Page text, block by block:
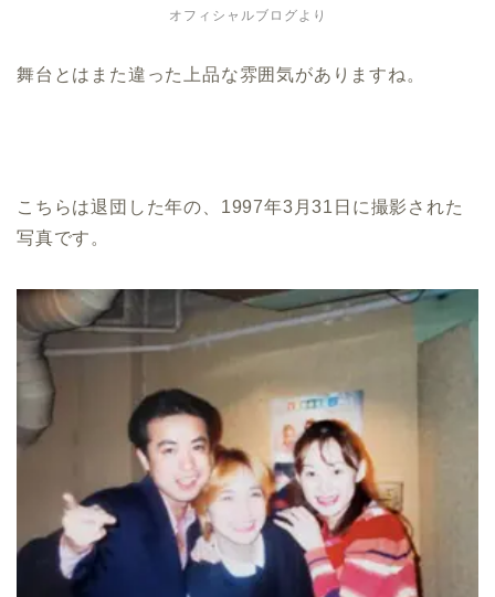
オフィシャルブログより
舞台とはまた違った上品な雰囲気がありますね。
こちらは退団した年の、1997年3月31日に撮影された
写真です。